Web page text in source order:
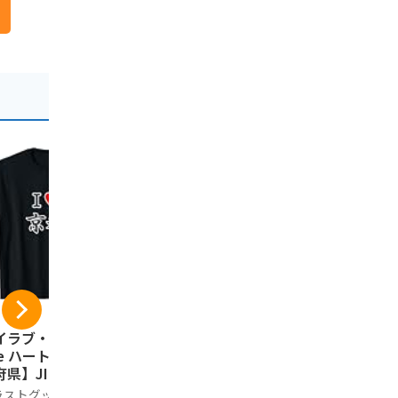
ラブ・京都（I L
ハート）【47都
県】JIMO-T ジ
ィ 地元 お土産